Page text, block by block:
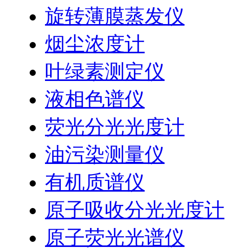
旋转薄膜蒸发仪
烟尘浓度计
叶绿素测定仪
液相色谱仪
荧光分光光度计
油污染测量仪
有机质谱仪
原子吸收分光光度计
原子荧光光谱仪